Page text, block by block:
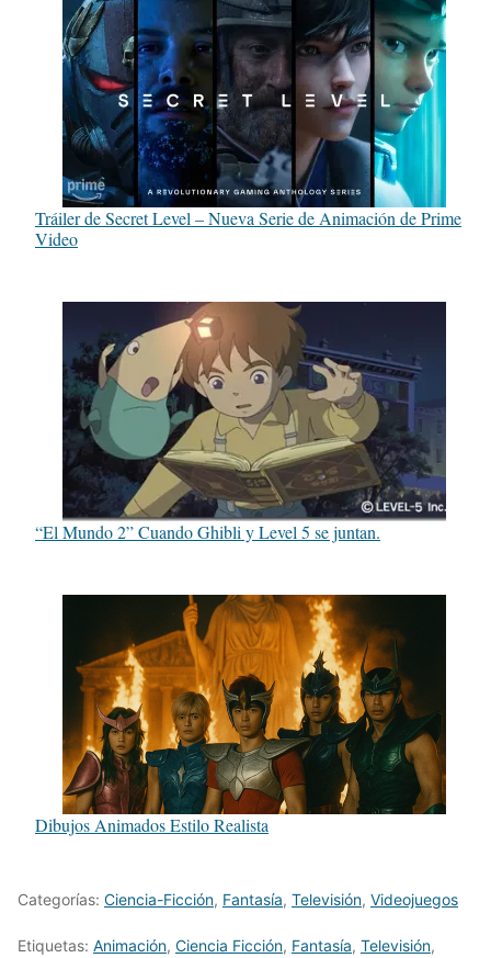
Tráiler de Secret Level – Nueva Serie de Animación de Prime
Video
“El Mundo 2” Cuando Ghibli y Level 5 se juntan.
Dibujos Animados Estilo Realista
Categorías: Ciencia-Ficción, Fantasía, Televisión, Videojuegos
Etiquetas: Animación, Ciencia Ficción, Fantasía, Televisión,